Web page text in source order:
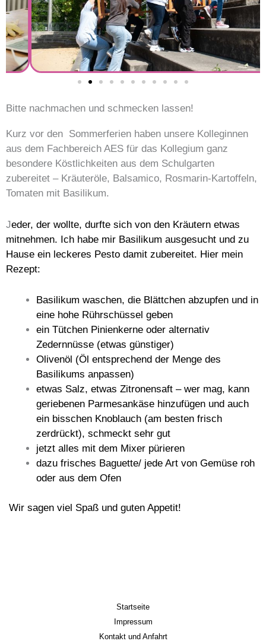
Bitte nachmachen und schmecken lassen!
Kurz vor den Sommerferien haben unsere Kolleginnen
aus dem Fachbereich AES für das Kollegium ganz
besondere Köstlichkeiten aus dem Schulgarten
zubereitet – Kräuteröle, Balsamico, Rosmarin-Kartoffeln,
Tomaten mit Basilikum.
Jeder, der wollte, durfte sich von den Kräutern etwas
mitnehmen. Ich habe mir Basilikum ausgesucht und zu
Hause ein leckeres Pesto damit zubereitet. Hier mein
Rezept:
Basilikum waschen, die Blättchen abzupfen und in
eine hohe Rührschüssel geben
ein Tütchen Pinienkerne oder alternativ
Zedernnüsse (etwas günstiger)
Olivenöl (Öl entsprechend der Menge des
Basilikums anpassen)
etwas Salz, etwas Zitronensaft – wer mag, kann
geriebenen Parmesankäse hinzufügen und auch
ein bisschen Knoblauch (am besten frisch
zerdrückt), schmeckt sehr gut
jetzt alles mit dem Mixer pürieren
dazu frisches Baguette/ jede Art von Gemüse roh
oder aus dem Ofen
Wir sagen viel Spaß und guten Appetit!
Startseite
Impressum
Kontakt und Anfahrt